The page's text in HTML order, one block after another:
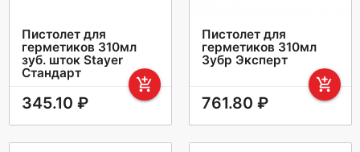
Пистолет для
герметиков 310мл
зуб. шток Stayer
Стандарт
add_shopping_cart
345.10 ₽
Пистолет для
герметиков 310мл
Зубр Эксперт
add_shopping_cart
761.80 ₽